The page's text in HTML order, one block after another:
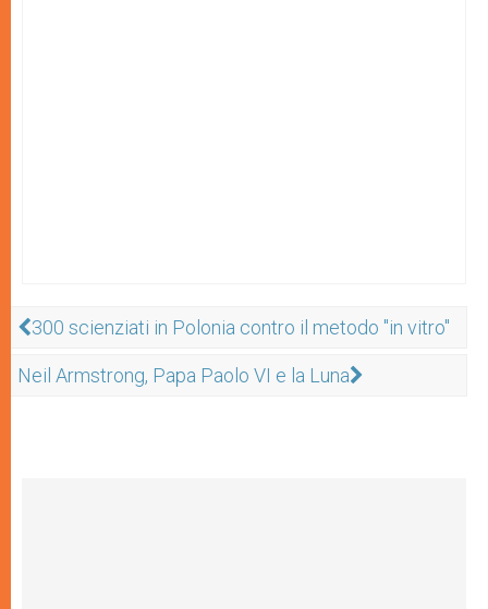
300 scienziati in Polonia contro il metodo "in vitro"
Neil Armstrong, Papa Paolo VI e la Luna